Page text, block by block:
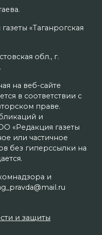
«Таганрогская
обл., г.
на веб-сайте
в соответствии с
праве.
и
«Редакция газеты
или частичное
без гиперссылки на
и
и защиты